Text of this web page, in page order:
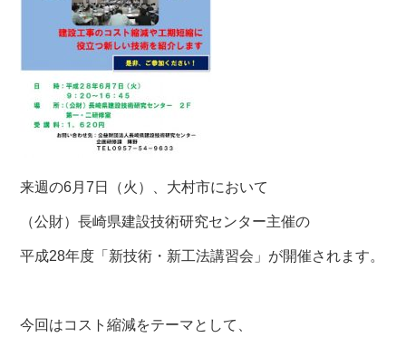
来週の6月7日（火）、大村市において
（公財）長崎県建設技術研究センター主催の
平成28年度「新技術・新工法講習会」が開催されます。
今回はコスト縮減をテーマとして、